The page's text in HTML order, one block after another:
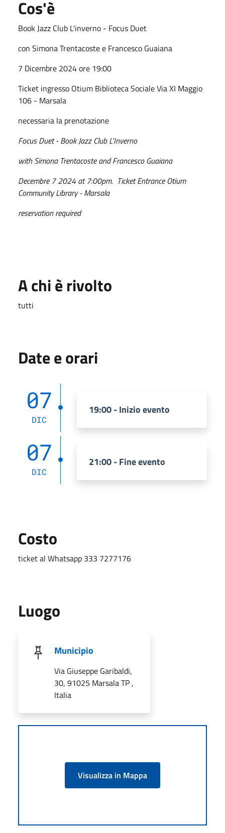
Cos'è
Book Jazz Club L'inverno - Focus Duet
con Simona Trentacoste e Francesco Guaiana
7 Dicembre 2024 ore 19:00
Ticket ingresso Otium Biblioteca Sociale Via XI Maggio
106 - Marsala
necessaria la prenotazione
Focus Duet - Book Jazz Club L'Inverno
with Simona Trentacoste and Francesco Guaiana
Decembre 7 2024 at 7:00pm. Ticket Entrance Otium
Community Library - Marsala
reservation required
A chi è rivolto
tutti
Date e orari
07
DIC
19:00 - Inizio evento
07
DIC
21:00 - Fine evento
Costo
ticket al Whatsapp 333 7277176
Luogo
Municipio
Via Giuseppe Garibaldi,
30, 91025 Marsala TP ,
Italia
Visualizza in Mappa